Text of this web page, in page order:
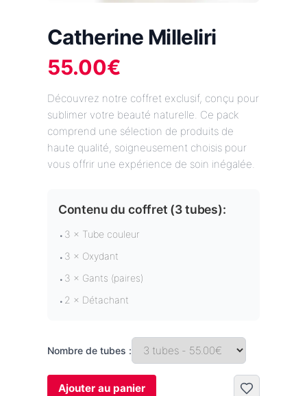
Catherine Milleliri
55.00€
Découvrez notre coffret exclusif, conçu pour
sublimer votre beauté naturelle. Ce pack
comprend une sélection de produits de
haute qualité, soigneusement choisis pour
vous offrir une expérience de soin inégalée.
Contenu du coffret (3 tubes):
• 3 × Tube couleur
• 3 × Oxydant
• 3 × Gants (paires)
• 2 × Détachant
Nombre de tubes :
Ajouter au panier